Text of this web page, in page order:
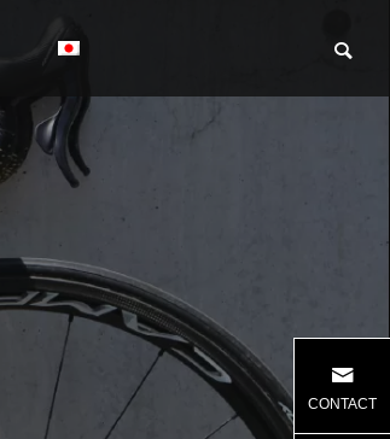
CONTACT